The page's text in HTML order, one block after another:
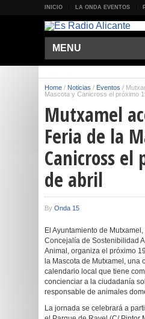
INICIO LA ONDA EVENTOS
MENU
Home / Noticias / Eventos /
Mascota y Canicross el próximo
Mutxamel
Feria de la
Canicross el
de abril
By Onda 15
El Ayuntamiento de
Concejalía de Sostenibilidad
Animal, organiza el próximo
la Mascota de Mutxamel, una
calendario local que tiene
concienciar a la ciudadanía
responsable de animales
La jornada se celebrará a